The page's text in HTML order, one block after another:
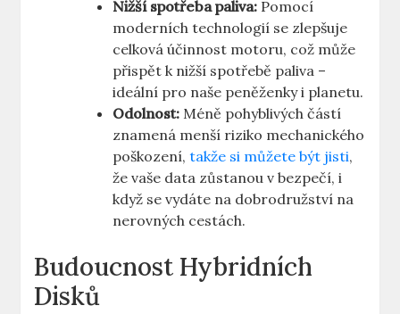
Nižší spotřeba paliva: ⁢Pomocí
moderních‍ technologií se zlepšuje
celková účinnost ⁢motoru, což⁣ může
přispět k nižší spotřebě paliva –
ideální pro naše peněženky i planetu.
Odolnost: Méně pohyblivých částí⁣
znamená ⁣menší riziko mechanického
poškození, ‌takže si můžete být jisti,
⁢že vaše data ⁣zůstanou v ⁣bezpečí, i
když se vydáte⁢ na dobrodružství na
nerovných cestách.
Budoucnost⁤ Hybridních
Disků